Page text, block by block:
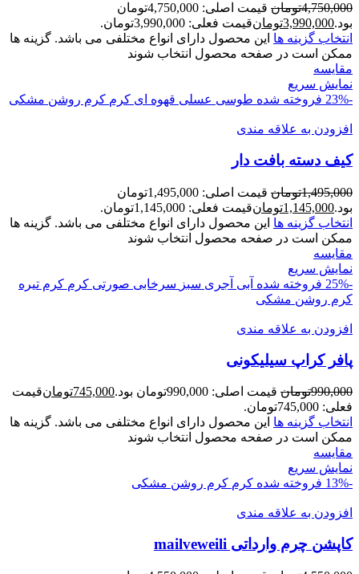
4,750,000تومان
قیمت اصلی: 4,750,000تومان
بود.3,990,000تومانقیمت فعلی: 3,990,000تومان.
انتخاب گزینه ها این محصول دارای انواع مختلفی می باشد. گزینه ها
ممکن است در صفحه محصول انتخاب شوند
مقايسه
نمایش سریع
-23%
فروخته شده طوسی عسلی قهوه ای کرم کرم روشن مشکی
افزودن به علاقه مندی
کیف دسته بافت دار
1,495,000تومان
قیمت اصلی: 1,495,000تومان
بود.1,145,000تومانقیمت فعلی: 1,145,000تومان.
انتخاب گزینه ها این محصول دارای انواع مختلفی می باشد. گزینه ها
ممکن است در صفحه محصول انتخاب شوند
مقايسه
نمایش سریع
-25%
فروخته شده آبی آجری سبز سرخابی صورتی کرم کرم تیره
کرم روشن مشکی
افزودن به علاقه مندی
پافر کراپ سیلیکونی
990,000تومان قیمت اصلی: 990,000تومان بود. 745,000تومانقیمت
فعلی: 745,000تومان.
انتخاب گزینه ها این محصول دارای انواع مختلفی می باشد. گزینه ها
ممکن است در صفحه محصول انتخاب شوند
مقايسه
نمایش سریع
-13%
فروخته شده کرم کرم روشن مشکی
افزودن به علاقه مندی
کاپشن چرم وارداتی mailveweili